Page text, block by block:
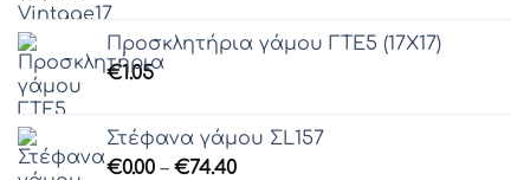
Προσκλητήρια γάμου ΓΤΕ5 (17Χ17)
€1.05
Στέφανα γάμου ΣL157
€0.00 – €74.40Price